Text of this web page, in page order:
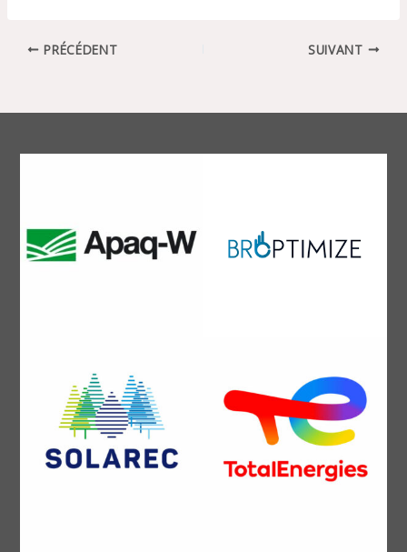
PRÉCÉDENT SUIVANT